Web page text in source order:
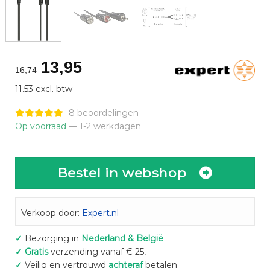
16,74 Oorspronkelijke
prijs
was:
€16,74.
13,95Huidige
€13,95.
11.53 excl. btw
8 beoordelingen
Op voorraad — 1-2 werkdagen
Bestel in webshop
Verkoop door: Expert.nl
✓ Bezorging in Nederland & België
✓ Gratisverzending vanaf € 25,-
✓ Veilig en vertrouwd achterafbetalen